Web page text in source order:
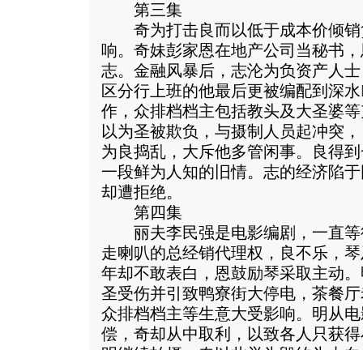
第三集
奇为打击良而以低于成本价倾销
响。奇妹彭家恩在地产公司当秘书
志。金融风暴后，志沦为负资产人
区分行上班的他最后更被编配到深
作，众排档档主包括教头及大圣婆
以为圣被欺负，与摄制人员起冲突
为良捣乱，大斥他多管闲事。良得
一段鲜为人知的旧情。志的经济陷
却遭拒绝。
第四集
丽夫李民强是电影编剧，一直等
走喇叭的总经销代理权，良不乐，
年却不敢表白，恩鼓励琴采取主动
圣受伤并引致鸭寮街大停电，茶餐
众排档档主等生意大受影响。明从
偿，奇却从中取利，以致各人只获